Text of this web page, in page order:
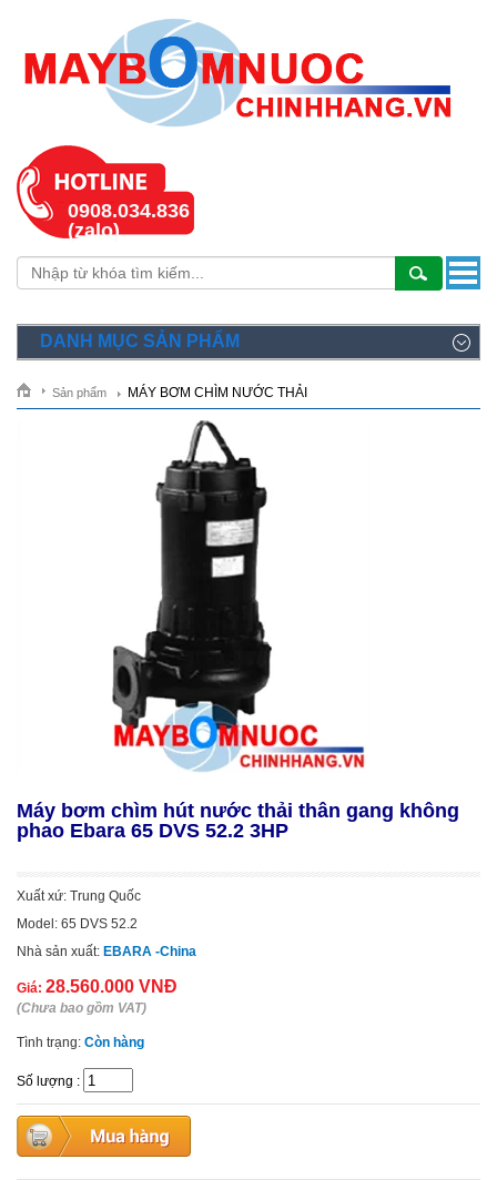
0908.034.836
(zalo)
DANH MỤC SẢN PHẨM
Sản phẩm MÁY BƠM CHÌM NƯỚC THẢI
Máy bơm chìm hút nước thải thân gang không
phao Ebara 65 DVS 52.2 3HP
Xuất xứ: Trung Quốc
Model: 65 DVS 52.2
Nhà sản xuất: EBARA -China
Giá: 28.560.000 VNĐ
(Chưa bao gồm VAT)
Tình trạng: Còn hàng
Số lượng :